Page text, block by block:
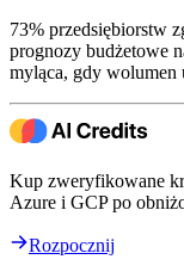
73% przedsiębiorstw
prognozy budżetowe
myląca, gdy wolumen
Kup zweryfikowane
Azure i GCP po
Rozpocznij